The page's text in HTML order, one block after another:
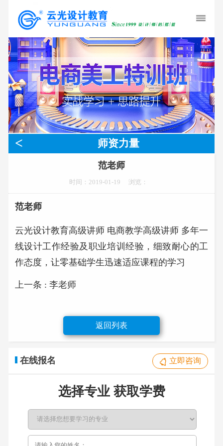
< 师资力量
范老师
时间：2019-01-19 浏览：
范老师
云光设计教育高级讲师 电商教学高级讲师 多年一
线设计工作经验及职业培训经验，细致耐心的工
作态度，让零基础学生迅速适应课程的学习
上一条 : 李老师
返回列表
在线报名 立即咨询
选择专业 获取学费